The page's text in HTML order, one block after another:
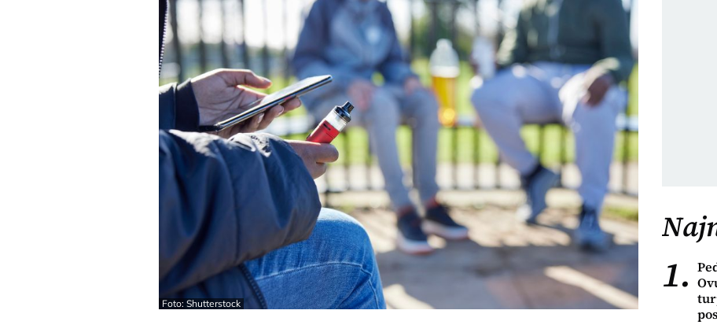
Foto: Shutterstock
1.